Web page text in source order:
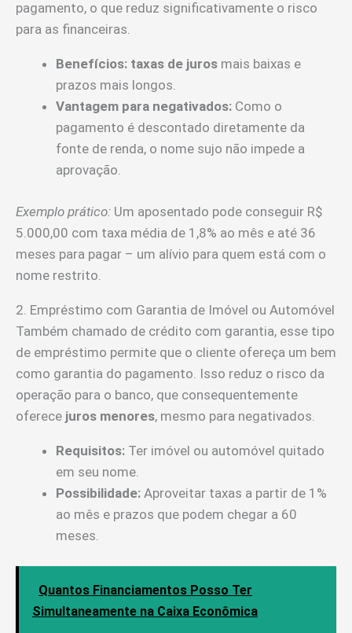
pagamento, o que reduz significativamente o risco
para as financeiras.
Benefícios: taxas de juros mais baixas e
prazos mais longos.
Vantagem para negativados: Como o
pagamento é descontado diretamente da
fonte de renda, o nome sujo não impede a
aprovação.
Exemplo prático: Um aposentado pode conseguir R$
5.000,00 com taxa média de 1,8% ao mês e até 36
meses para pagar – um alívio para quem está com o
nome restrito.
2. Empréstimo com Garantia de Imóvel ou Automóvel
Também chamado de crédito com garantia, esse tipo
de empréstimo permite que o cliente ofereça um bem
como garantia do pagamento. Isso reduz o risco da
operação para o banco, que consequentemente
oferece juros menores, mesmo para negativados.
Requisitos: Ter imóvel ou automóvel quitado
em seu nome.
Possibilidade: Aproveitar taxas a partir de 1%
ao mês e prazos que podem chegar a 60
meses.
Quantos Financiamentos Posso Ter
Simultaneamente na Caixa Econômica